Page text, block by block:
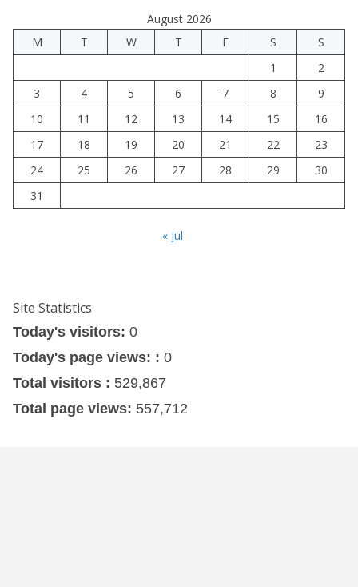
August 2026
M
T W T F S
S
1
2
3
4 5 6 7 8
9
10
11 12 13 14 15
16
17
18 19 20 21 22
23
24
25 26 27 28 29
30
31
« Jul
Site Statistics
Today's visitors: 0
Today's page views: : 0
Total visitors : 529,867
Total page views: 557,712